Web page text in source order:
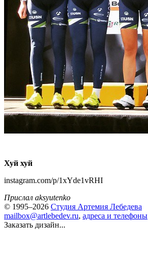
Хуй хуй
instagram.com/p/1xYde1vRHI
Прислал aksyutenko
© 1995–2026 Студия Артемия Лебедева
mailbox@artlebedev.ru, адреса и телефоны
Заказать дизайн...